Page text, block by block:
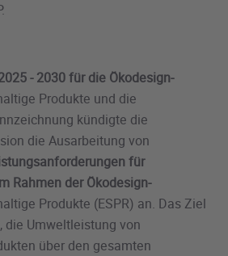
- 2030 für die Ökodesign-
Produkte und die
kündigte die
die Ausarbeitung von
für
Rahmen der Ökodesign-
Produkte (ESPR) an. Das Ziel
die Umweltleistung von
über den gesamten